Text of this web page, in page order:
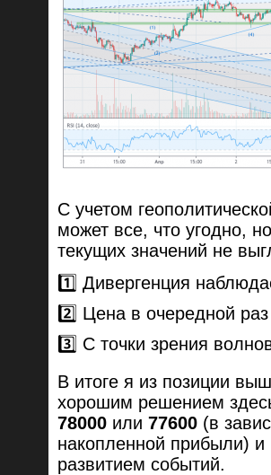
С учетом
может все, что угодно,
текущих значений не
1️⃣ Дивергенция
2️⃣ Цена в очередной
3️⃣ С точки зрения
В итоге я из позиции
хорошим решением
78000 или 77600 (в
накопленной прибыли)
развитием событий.